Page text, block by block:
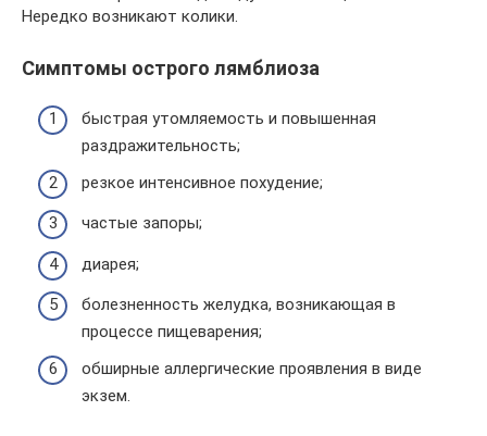
Нередко возникают колики.
Симптомы острого лямблиоза
быстрая утомляемость и повышенная
раздражительность;
резкое интенсивное похудение;
частые запоры;
диарея;
болезненность желудка, возникающая в
процессе пищеварения;
обширные аллергические проявления в виде
экзем.